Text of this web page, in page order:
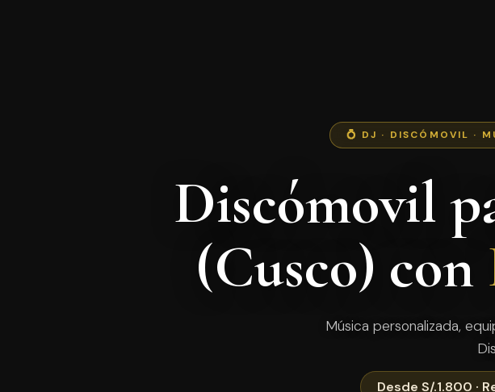
💍 DJ · DISCÓMOVIL ·
Discómovil
(Cusco) con
Música personalizada,
Desde S/.1.800 ·